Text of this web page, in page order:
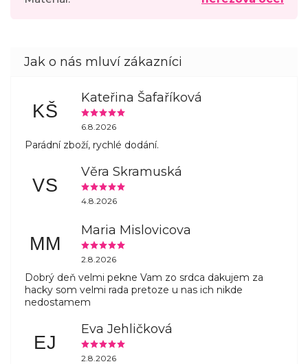
KŠ
Kateřina Šafaříková
6.8.2026
Parádní zboží, rychlé dodání.
VS
Věra Skramuská
4.8.2026
MM
Maria Mislovicova
2.8.2026
Dobrý deň velmi pekne Vam zo srdca dakujem za
hacky som velmi rada pretoze u nas ich nikde
nedostamem
EJ
Eva Jehličková
2.8.2026